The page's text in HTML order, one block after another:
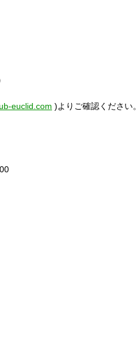
euclid.com )よりご確認ください。